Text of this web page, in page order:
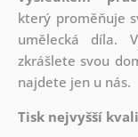
který proměňuje
umělecká díla.
zkrášlete svou
najdete jen u nás.
Tisk nejvyšší